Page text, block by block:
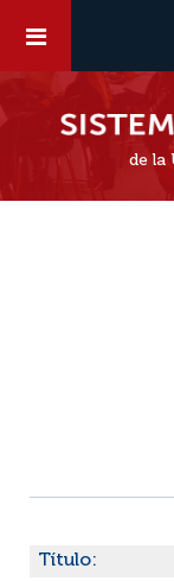
de la
Título: